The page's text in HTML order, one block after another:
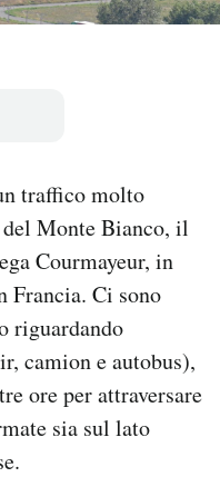
traffico molto
Monte Bianco, il
Courmayeur, in
Francia. Ci sono
riguardando
camion e autobus),
ore per attraversare
sia sul lato